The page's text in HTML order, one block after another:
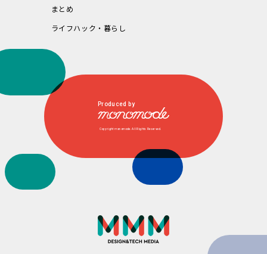
まとめ
ライフハック・暮らし
Produced by
Copyright monomode. All Rights Reserved.